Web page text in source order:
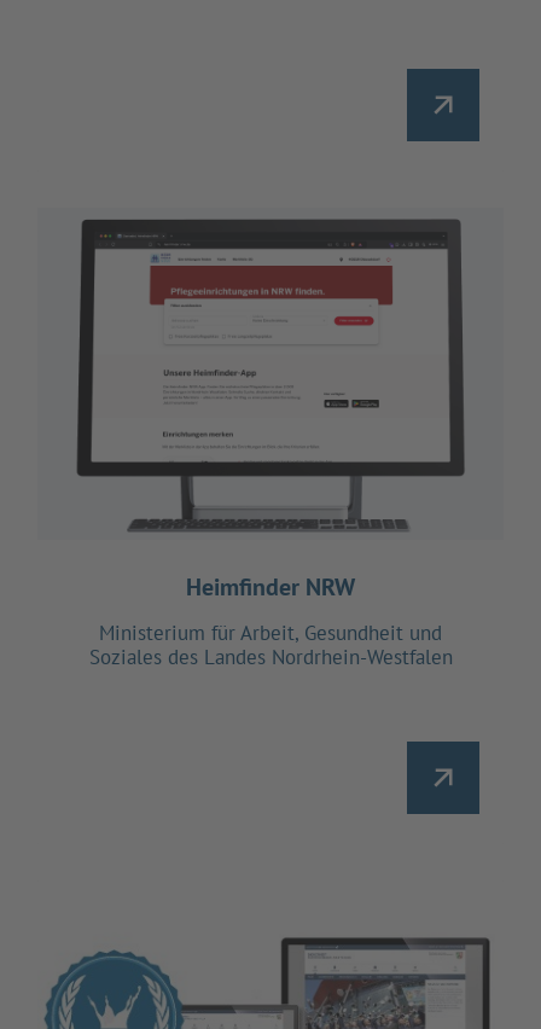
Heimfinder NRW
Ministerium für Arbeit, Gesundheit und
Soziales des Landes Nordrhein-Westfalen